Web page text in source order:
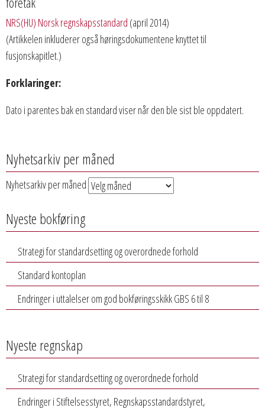
NRS(HU) Norsk regnskapsstandard (april 2014)
(Artikkelen inkluderer også høringsdokumentene knyttet til
fusjonskapitlet.)
Forklaringer:
Dato i parentes bak en standard viser når den ble sist ble oppdatert.
Nyhetsarkiv per måned
Nyhetsarkiv per måned
Nyeste bokføring
Strategi for standardsetting og overordnede forhold
Standard kontoplan
Endringer i uttalelser om god bokføringsskikk GBS 6 til 8
Nyeste regnskap
Strategi for standardsetting og overordnede forhold
Endringer i Stiftelsesstyret, Regnskapsstandardstyret,